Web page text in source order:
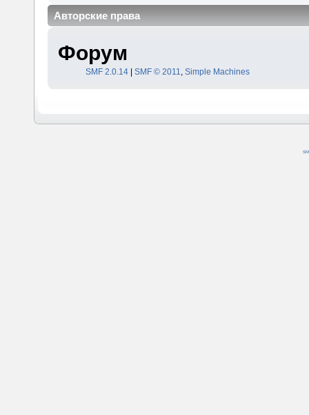
Авторские права
Форум
SMF 2.0.14| SMF © 2011 Simple Machines